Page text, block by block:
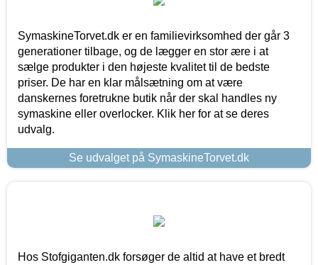
SymaskineTorvet.dk er en familievirksomhed der går 3
generationer tilbage, og de lægger en stor ære i at
sælge produkter i den højeste kvalitet til de bedste
priser. De har en klar målsætning om at være
danskernes foretrukne butik når der skal handles ny
symaskine eller overlocker. Klik her for at se deres
udvalg.
Se udvalget på SymaskineTorvet.dk
Hos Stofgiganten.dk forsøger de altid at have et bredt